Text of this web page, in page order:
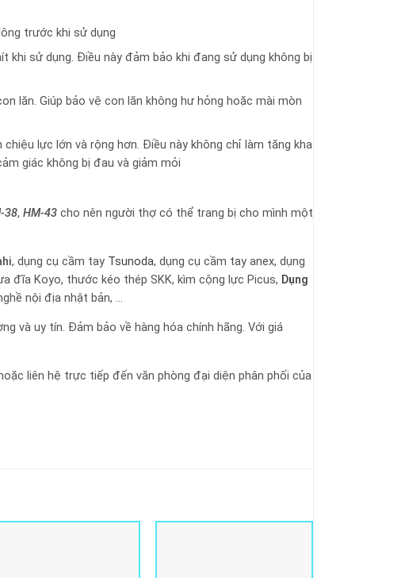
trước khi sử dụng
sử dụng. Điều này đảm bảo khi đang sử dụng không bị
lăn. Giúp bảo vệ con lăn không hư hỏng hoặc mài mòn
lực lớn và rộng hơn. Điều này không chỉ làm tăng kha
giác không bị đau và giảm mỏi
38, HM-43cho nên người thợ có thể trang bị cho mình một
, dụng cụ cầm tay Tsunoda, dụng cụ cầm tay anex, dụng
đĩa Koyo, thước kéo thép SKK, kìm cộng lực Picus, Dụng
nội địa nhật bản, …
và uy tín. Đảm bảo về hàng hóa chính hãng. Với giá
hoặc liên hệ trực tiếp đến văn phòng đại diện phân phối của